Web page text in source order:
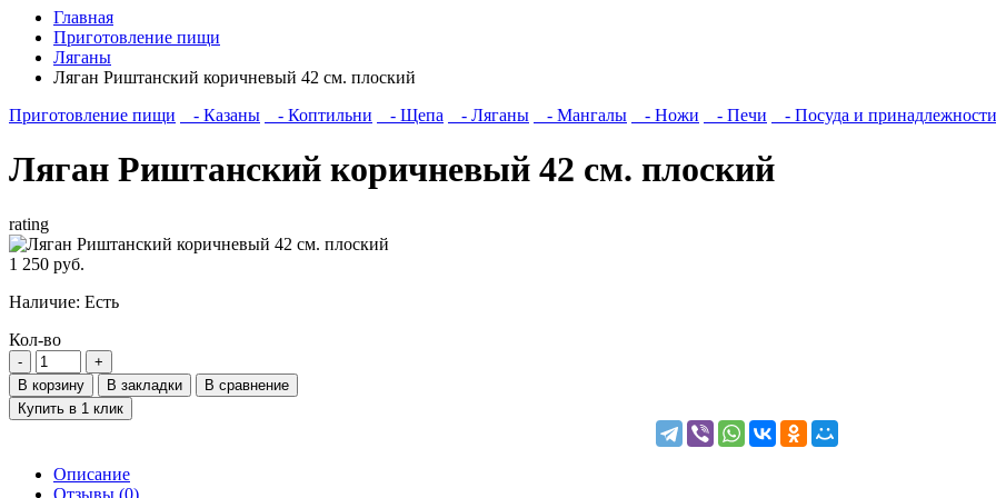
Главная
Приготовление пищи
Ляганы
Ляган Риштанский коричневый 42 см. плоский
Приготовление пищи
- Казаны - Коптильни - Щепа - Ляганы - Мангалы - Ножи - Печи - Посуда и принадлежности
Ляган Риштанский коричневый 42 см. плоский
rating
1 250 руб.
Наличие: Есть
Кол-во
В корзину В закладки
В сравнение
Купить в 1 клик
Описание
Отзывы (0)